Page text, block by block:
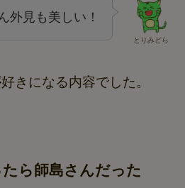
とりみどら
外見も美しい！
きになる内容でした。
ら師島さんだった